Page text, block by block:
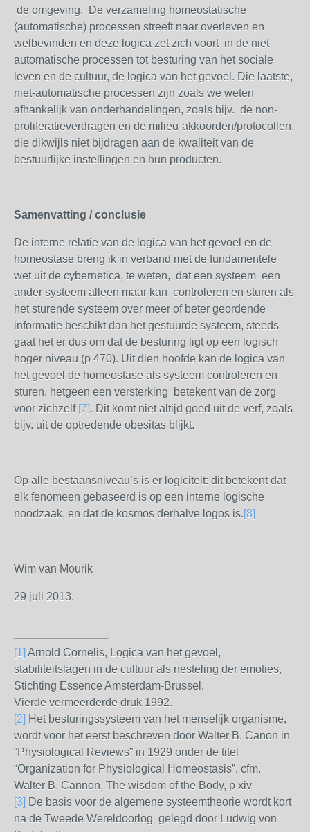
de omgeving. De verzameling homeostatische
(automatische) processen streeft naar overleven en
welbevinden en deze logica zet zich voort in de niet-
automatische processen tot besturing van het sociale
leven en de cultuur, de logica van het gevoel. Die laatste,
niet-automatische processen zijn zoals we weten
afhankelijk van onderhandelingen, zoals bijv. de non-
proliferatieverdragen en de milieu-akkoorden/protocollen,
die dikwijls niet bijdragen aan de kwaliteit van de
bestuurlijke instellingen en hun producten.
Samenvatting / conclusie
De interne relatie van de logica van het gevoel en de
homeostase breng ik in verband met de fundamentele
wet uit de cybernetica, te weten, dat een systeem een
ander systeem alleen maar kan controleren en sturen als
het sturende systeem over meer of beter geordende
informatie beschikt dan het gestuurde systeem, steeds
gaat het er dus om dat de besturing ligt op een logisch
hoger niveau (p 470). Uit dien hoofde kan de logica van
het gevoel de homeostase als systeem controleren en
sturen, hetgeen een versterking betekent van de zorg
voor zichzelf [7]. Dit komt niet altijd goed uit de verf, zoals
bijv. uit de optredende obesitas blijkt.
Op alle bestaansniveau’s is er logiciteit: dit betekent dat
elk fenomeen gebaseerd is op een interne logische
noodzaak, en dat de kosmos derhalve logos is.[8]
Wim van Mourik
29 juli 2013.
[1] Arnold Cornelis, Logica van het gevoel,
stabiliteitslagen in de cultuur als nesteling der emoties,
Stichting Essence Amsterdam-Brussel,
Vierde vermeerderde druk 1992.
[2] Het besturingssysteem van het menselijk organisme,
wordt voor het eerst beschreven door Walter B. Canon in
“Physiological Reviews” in 1929 onder de titel
“Organization for Physiological Homeostasis”, cfm.
Walter B. Cannon, The wisdom of the Body, p xiv
[3] De basis voor de algemene systeemtheorie wordt kort
na de Tweede Wereldoorlog gelegd door Ludwig von